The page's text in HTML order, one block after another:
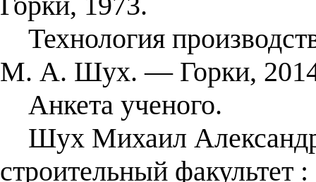
Технология
М. А. Шух. — Горки,
Анкета ученого.
Шух Михаил
строительный факультет